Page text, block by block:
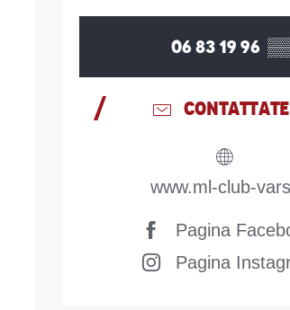
Orari e
06 83 19 96
www.ml-club-
Pagina
Pagina